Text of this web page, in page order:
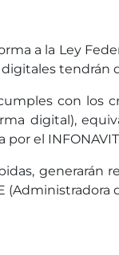
a la Ley
tendrán
con los
digital),
el